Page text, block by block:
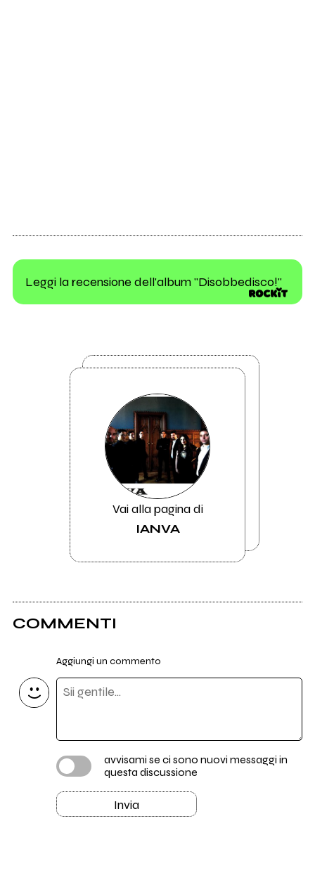
Leggi la recensione dell'album "Disobbedisco!"
Vai alla pagina di
IANVA
COMMENTI
Aggiungi un commento
avvisami se ci sono nuovi messaggi in
questa discussione
Invia